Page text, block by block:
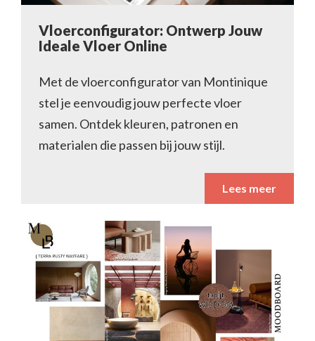
Vloerconfigurator: Ontwerp Jouw
Ideale Vloer Online
Met de vloerconfigurator van Montinique
stel je eenvoudig jouw perfecte vloer
samen. Ontdek kleuren, patronen en
materialen die passen bij jouw stijl.
Lees meer